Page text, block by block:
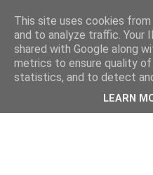
This site uses cookies
and to analyze traffic. Your
shared with Google along
metrics to ensure quality
statistics, and to detect
LEARN